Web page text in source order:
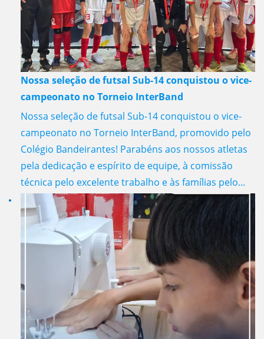
Nossa seleção de futsal Sub-14 conquistou o vice-
campeonato no Torneio InterBand
Nossa seleção de futsal Sub-14 conquistou o vice-
campeonato no Torneio InterBand, promovido pelo
Colégio Bandeirantes! Parabéns aos nossos atletas
pela dedicação e espírito de equipe, à comissão
técnica pelo excelente trabalho e às famílias pelo...